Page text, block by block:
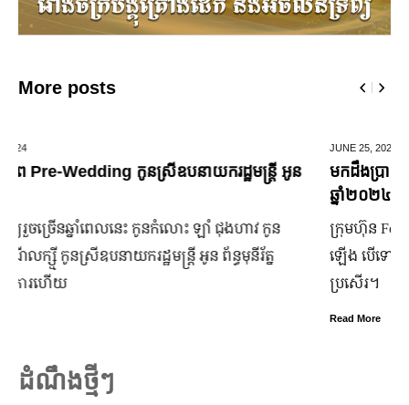
More posts
JUNE 25,
មកដឹងប្រាក់ចំណេញសុទ្ធរបស់ក្រុមហ៊ុន Ford ពីឆ្នាំ២០១០ ដល់
ក្រុមហ៊ុន Ford Motor ទទួលប្រាក់ចំណេញសរុបប្រចាំឆ្នាំមានការកើន
ឡើង បើទោះបីវិបត្តិសេដ្ឋកិច្ចពិភពលោកមិនទាន់មានស្ថានភាពល្អ
ប្រសើរ។
ដំណឹងថ្មីៗ